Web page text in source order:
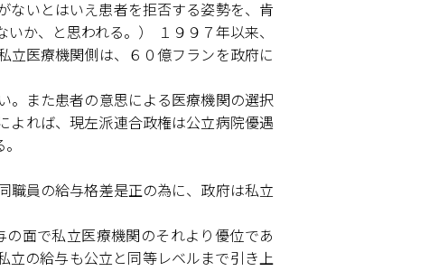
ないとはいえ患者を拒否する姿勢を、肯
か、と思われる。） １９９７年以来、
立医療機関側は、６０億フランを政府に
。また患者の意思による医療機関の選択
よれば、現左派連合政権は公立病院優遇
職員の給与格差是正の為に、政府は私立
面で私立医療機関のそれより優位であ
立の給与も公立と同等レベルまで引き上